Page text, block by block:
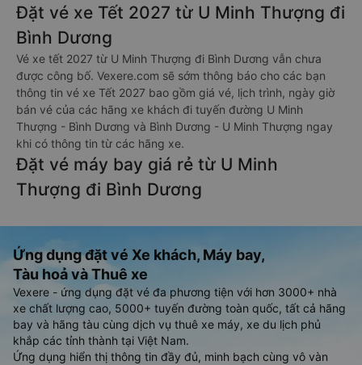
Đặt vé xe Tết 2027 từ U Minh Thượng đi
Bình Dương
Vé xe tết 2027 từ U Minh Thượng đi Bình Dương vẫn chưa
được công bố. Vexere.com sẽ sớm thông báo cho các bạn
thông tin vé xe Tết 2027 bao gồm giá vé, lịch trình, ngày giờ
bán vé của các hãng xe khách đi tuyến đường U Minh
Thượng - Bình Dương và Bình Dương - U Minh Thượng ngay
khi có thông tin từ các hãng xe.
Đặt vé máy bay giá rẻ từ U Minh
Thượng đi Bình Dương
Ứng dụng đặt vé Xe khách, Máy bay,
Tàu hoả và Thuê xe
Vexere - ứng dụng đặt vé đa phương tiện với hơn 3000+ nhà
xe chất lượng cao, 5000+ tuyến đường toàn quốc, tất cả hãng
bay và hãng tàu cùng dịch vụ thuê xe máy, xe du lịch phủ
khắp các tỉnh thành tại Việt Nam.
Ứng dụng hiển thị thông tin đầy đủ, minh bạch cùng vô vàn